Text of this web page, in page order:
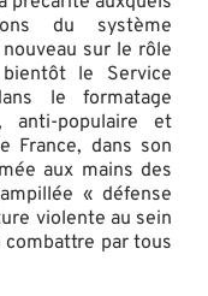
du système
sur le rôle
le Service
le formatage
anti-populaire et
France, dans son
aux mains des
« défense
violente au sein
par tous